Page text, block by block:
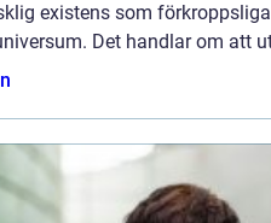
existens som
Det handlar om att